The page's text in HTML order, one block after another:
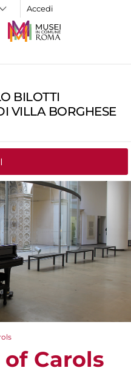
Accedi
BILOTTI
VILLA BORGHESE
Carols